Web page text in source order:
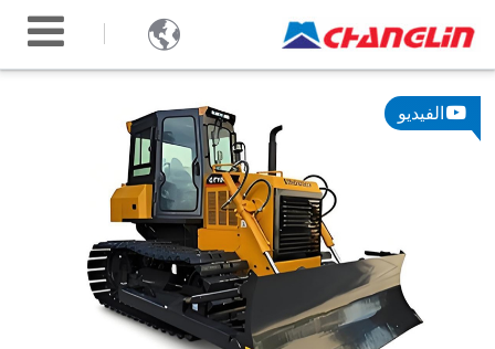

الفيديو